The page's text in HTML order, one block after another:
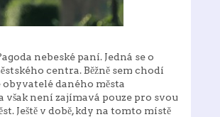
nebeské paní. Jedná se o
centra. Běžně sem chodí
daného města
není zajímavá pouze pro svou
Ještě v době, kdy na tomto místě